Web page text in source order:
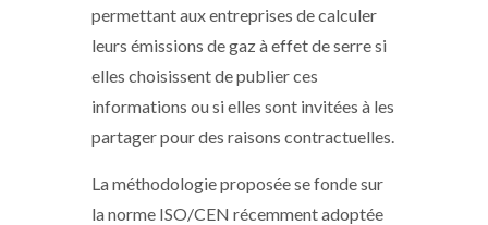
permettant aux entreprises de calculer
leurs émissions de gaz à effet de serre si
elles choisissent de publier ces
informations ou si elles sont invitées à les
partager pour des raisons contractuelles.
La méthodologie proposée se fonde sur
la norme ISO/CEN récemment adoptée